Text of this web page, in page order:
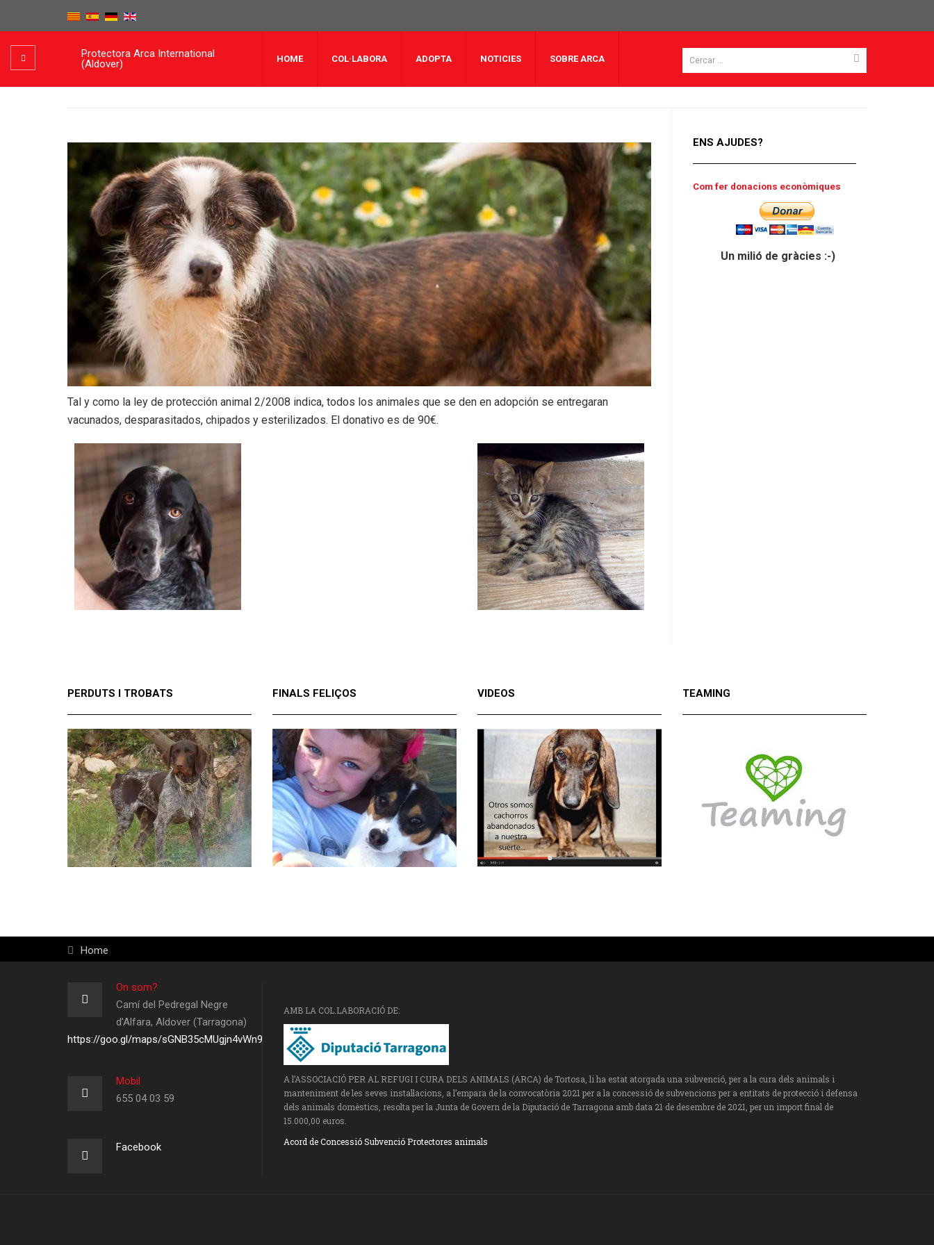
Protectora Arca International
(Aldover)
HOME COL·LABORA ADOPTA NOTICIES SOBRE ARCA
Tal y como la ley de protección animal 2/2008 indica, todos los animales que se den en adopción se entregaran
vacunados, desparasitados, chipados y esterilizados. El donativo es de 90€.
ENS AJUDES?
Com fer donacions econòmiques
Un milió de gràcies :-)
PERDUTS I TROBATS FINALS FELIÇOS VIDEOS TEAMING
Home
On som?
Camí del Pedregal Negre
d'Alfara, Aldover (Tarragona)
https://goo.gl/maps/sGNB35cMUgjn4vWn9
Mobil
655 04 03 59
Facebook
AMB LA COL.LABORACIÓ DE:
A l’ASSOCIACIÓ PER AL REFUGI I CURA DELS ANIMALS (ARCA) de Tortosa, li ha estat atorgada una subvenció, per a la cura dels animals i
manteniment de les seves instal·lacions, a l’empara de la convocatòria 2021 per a la concessió de subvencions per a entitats de protecció i defensa
dels animals domèstics, resolta per la Junta de Govern de la Diputació de Tarragona amb data 21 de desembre de 2021, per un import final de
15.000,00 euros.
Acord de Concessió Subvenció Protectores animals